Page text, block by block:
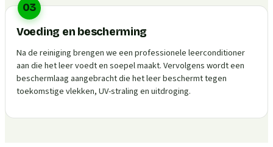
03
Voeding en bescherming
Na de reiniging brengen we een professionele leerconditioner
aan die het leer voedt en soepel maakt. Vervolgens wordt een
beschermlaag aangebracht die het leer beschermt tegen
toekomstige vlekken, UV-straling en uitdroging.